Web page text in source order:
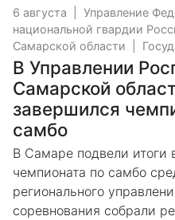
6 августа
Управление
национальной гвардии
Самарской области
В Управлении
Самарской
завершился
самбо
В Самаре подвели итоги
чемпионата по самбо
регионального
соревнования собрали